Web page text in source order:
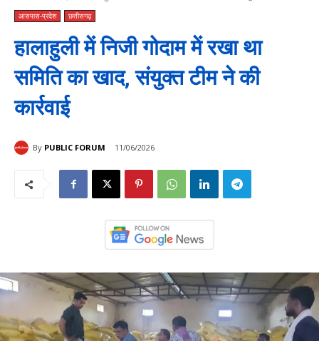
आसपास-प्रदेश छत्तीसगढ़
हालाहुली में निजी गोदाम में रखा था
समिति का खाद, संयुक्त टीम ने की
कार्रवाई
By PUBLIC FORUM 11/06/2026